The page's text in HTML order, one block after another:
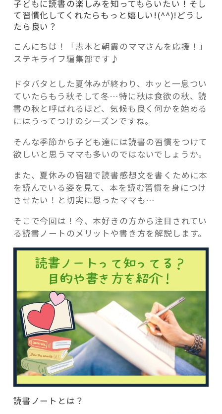
コーディネーター紹介
これからの暮らし 住み替え相談
記事検索
子どもに読書の楽しみを知ってもらいたい！そし
て習慣化してくれたらもっと嬉しい!(^^)!どうし
たら良い？
こんにちは！「志木と朝霞のママさんを応援！」
ステキライフ編集部です♪
ドタバタとした夏休みが終わり、ホッと一息つい
ていたらもう秋そして冬…特に秋は食欲の秋、読
書の秋と呼ばれるほど、気候も良く何かを始める
にはうってつけのシーズンですね。
そんな季節から子ども達には読書の習慣をつけて
欲しいと思うママも多いのではないでしょうか。
また、夏休みの宿題で読書感想文を書くために本
を読んでいる姿を見て、本を読む習慣を身につけ
させたい！と切実に思ったママも…
そこで今回は！今、本好きの方から注目されてい
る読書ノートのメリットや書き方を解説します。
読書ノートとは？